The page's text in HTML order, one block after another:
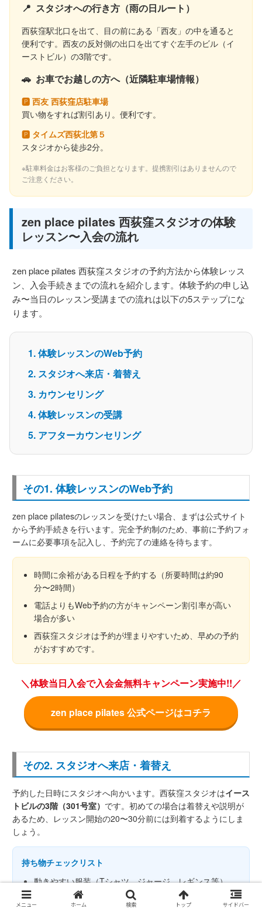
📍 スタジオへの行き方（雨の日ルート）
西荻窪駅北口を出て、目の前にある「西友」の中を通ると
便利です。西友の反対側の出口を出てすぐ左手のビル（イ
ーストビル）の3階です。
🚗 お車でお越しの方へ（近隣駐車場情報）
🅿 西友 西荻窪店駐車場
買い物をすれば割引あり。便利です。
🅿 タイムズ西荻北第５
スタジオから徒歩2分。
※駐車料金はお客様のご負担となります。提携割引はありませんので
ご注意ください。
zen place pilates 西荻窪スタジオの体験
レッスン〜入会の流れ
zen place pilates 西荻窪スタジオの予約方法から体験レッス
ン、入会手続きまでの流れを紹介します。体験予約の申し込
み〜当日のレッスン受講までの流れは以下の5ステップにな
ります。
体験レッスンのWeb予約
スタジオへ来店・着替え
カウンセリング
体験レッスンの受講
アフターカウンセリング
その1. 体験レッスンのWeb予約
zen place pilatesのレッスンを受けたい場合、まずは公式サイト
から予約手続きを行います。完全予約制のため、事前に予約フォ
ームに必要事項を記入し、予約完了の連絡を待ちます。
時間に余裕がある日程を予約する（所要時間は約90
分〜2時間）
電話よりもWeb予約の方がキャンペーン割引率が高い
場合が多い
西荻窪スタジオは予約が埋まりやすいため、早めの予約
がおすすめです。
＼体験当日入会で入会金無料キャンペーン実施中!!／
zen place pilates 公式ページはコチラ
その2. スタジオへ来店・着替え
予約した日時にスタジオへ向かいます。西荻窪スタジオはイース
トビルの3階（301号室） です。初めての場合は着替えや説明が
あるため、レッスン開始の20〜30分前には到着するようにしま
しょう。
持ち物チェックリスト
動きやすい服装（Tシャツ、ジャージ、レギンス等）
タオル・お水
メニュー ホーム 検索 トップ サイドバー